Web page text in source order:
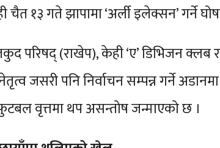
चैत १३ गते झापामा ‘अर्ली इलेक्सन’ गर्ने
परिषद् (राखेप), केही ‘ए’ डिभिजन
जसरी पनि निर्वाचन सम्पन्न गर्ने
वृत्तमा थप असन्तोष जन्माएको छ ।